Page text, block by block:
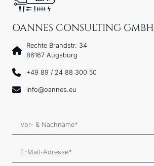
OANNES CONSULTING GMBH
Rechte Brandstr. 34
86167 Augsburg
+49 89 / 24 88 300 50
info@oannes.eu